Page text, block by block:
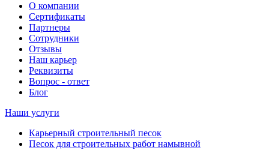
О компании
Сертификаты
Партнеры
Сотрудники
Отзывы
Наш карьер
Реквизиты
Вопрос - ответ
Блог
Наши услуги
Карьерный строительный песок
Песок для строительных работ намывной